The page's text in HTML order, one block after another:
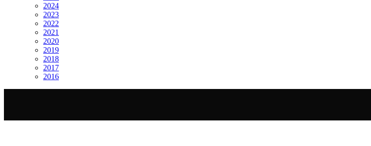
2024
2023
2022
2021
2020
2019
2018
2017
2016